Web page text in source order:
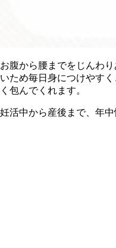
お腹から腰までをじんわ
いため毎日身につけやす
く包んでくれます。
妊活中から産後まで、年中